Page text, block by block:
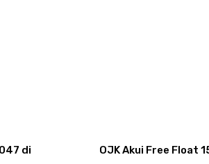
di
OJK Akui Free Float